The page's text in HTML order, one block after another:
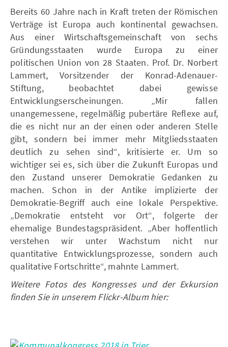
Bereits 60 Jahre nach in Kraft treten der Römischen
Verträge ist Europa auch kontinental gewachsen.
Aus einer Wirtschaftsgemeinschaft von sechs
Gründungsstaaten wurde Europa zu einer
politischen Union von 28 Staaten. Prof. Dr. Norbert
Lammert, Vorsitzender der Konrad-Adenauer-
Stiftung, beobachtet dabei gewisse
Entwicklungserscheinungen. „Mir fallen
unangemessene, regelmäßig pubertäre Reflexe auf,
die es nicht nur an der einen oder anderen Stelle
gibt, sondern bei immer mehr Mitgliedsstaaten
deutlich zu sehen sind“, kritisierte er. Um so
wichtiger sei es, sich über die Zukunft Europas und
den Zustand unserer Demokratie Gedanken zu
machen. Schon in der Antike implizierte der
Demokratie-Begriff auch eine lokale Perspektive.
„Demokratie entsteht vor Ort“, folgerte der
ehemalige Bundestagspräsident. „Aber hoffentlich
verstehen wir unter Wachstum nicht nur
quantitative Entwicklungsprozesse, sondern auch
qualitative Fortschritte“, mahnte Lammert.
Weitere Fotos des Kongresses und der Exkursion
finden Sie in unserem Flickr-Album hier: